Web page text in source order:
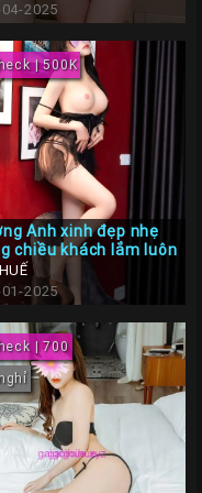
2025
| 500K
Anh xinh đẹp nhẹ
chiều khách lắm luôn
2025
| 700